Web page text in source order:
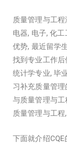
质量管理与工
电器, 电子, 化
优势, 最近留学
找到专业工作
统计学专业, 毕
习补充质量管
与质量管理与
质量管理与工程
下面就介绍CQE